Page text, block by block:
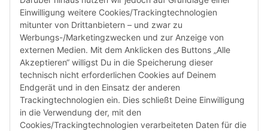
Einwilligung weitere Cookies/Trackingtechnologien
mitunter von Drittanbietern – und zwar zu
Werbungs-/Marketingzwecken und zur Anzeige von
externen Medien. Mit dem Anklicken des Buttons „Alle
Akzeptieren“ willigst Du in die Speicherung dieser
technisch nicht erforderlichen Cookies auf Deinem
Endgerät und in den Einsatz der anderen
Trackingtechnologien ein. Dies schließt Deine Einwilligung
in die Verwendung der, mit den
Cookies/Trackingtechnologien verarbeiteten Daten für die
Tel: +49 (0)40 432 76 990
Email:
shop@audiolith.net
Servicezeiten (Mo.-Fr.) 11:00 - 15:00 Uhr
Bitte habe Verständnis dafür, dass Du uns ausschließlich zu
den oben genannten Geschäftszeiten telefonisch
kontaktieren kannst.